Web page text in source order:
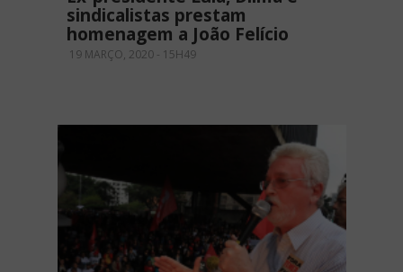
sindicalistas prestam
homenagem a João Felício
19 MARÇO, 2020 - 15H49